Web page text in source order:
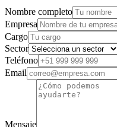
Nombre completo
Empresa
Cargo
Sector
Teléfono
Email
Mensaje